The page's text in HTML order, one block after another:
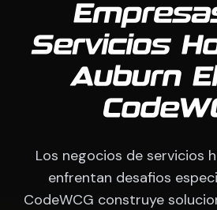
Servicios
Auburn
Los negocios de servicios
enfrentan desafios
CodeWCG construye